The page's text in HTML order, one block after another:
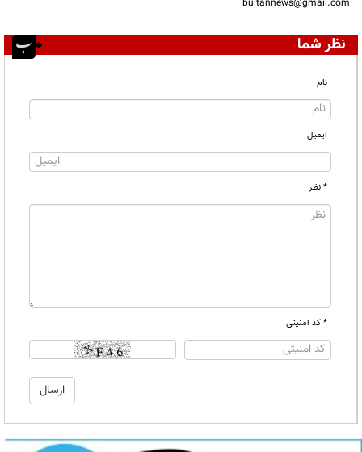
bultannews@gmail.com
نظر شما
نام
ایمیل
* نظر
* کد امنیتی